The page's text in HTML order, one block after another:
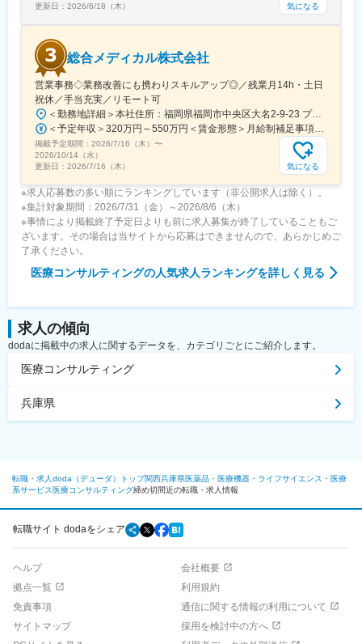
更新日： 2026/6/18（木） 気になる
総合メディカル株式会社
営業事務◇業務改善にも携わりスキルアップ◎／残業月14h・土日
祝休／手当充実／リモート可
＜勤務地詳細＞本社住所：福岡県福岡市中央区大名2-9-23 プリオ福岡ビル勤務地最寄駅：地下鉄空港線／天神駅受動喫煙対策：屋内全面禁煙変更の範囲：会社の定める事業所
＜予定年収＞320万円～550万円＜賃金形態＞月給制補足事項なし＜賃金内訳＞月額（基本給）：200,000円～246,000円その他固定手当/月：20,000円～110,000円＜月給＞220,000円～356,000円＜昇給有無＞有＜残業手当＞有＜給与補足＞※実際の年収は面談・面接後に経歴や能力に応じて決定します※求人票の想定年収に当てはまらないケースも発生する可能性があります賞与年2回（2025年度実績4.4ヶ月）、昇給年1回住宅補助手当、家族手当、残業手当、休日出勤手当など賃金はあくまでも目安の金額であり、選考を通じて上下する可能性があります。月給(月額)は固定手当を含めた表記です。
掲載予定期間： 2026/7/16（木） 〜
2026/10/14（水）
更新日： 2026/7/16（木） 気になる
※求人応募数の多い順にランキングしています（非公開求人は除く）。
※集計対象期間：2026/7/31（金）～2026/8/6（木）
※事情により掲載終了予定日よりも前に求人募集が終了していることもご
ざいます。その場合は当サイトから応募はできませんので、あらかじめご
了承ください。
医療コンサルティングの人気求人ランキングを詳しく見る
求人の傾向
dodaに掲載中の求人に関するデータを、カテゴリごとにご紹介します。
医療コンサルティング
兵庫県
転職・求人doda（デューダ）トップ関西兵庫県医薬品・医療機器・ライフサイエンス・医療
系サービス 医療コンサルティング締め切間近の転職・求人情報
転職サイト dodaをシェア
ヘルプ
会社概要
拠点一覧
利用規約
免責事項
通信に関する情報の利用について
サイトマップ
採用を検討中の方へ